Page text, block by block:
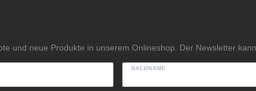
und neue Produkte in unserem Onlineshop. Der Newsletter
NACHNAME